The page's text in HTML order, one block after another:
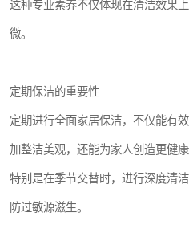
这种专业素养不仅体现在清洁效果
微。
定期保洁的重要性
定期进行全面家居保洁，不仅能有
加整洁美观，还能为家人创造更健康
特别是在季节交替时，进行深度清
防过敏源滋生。